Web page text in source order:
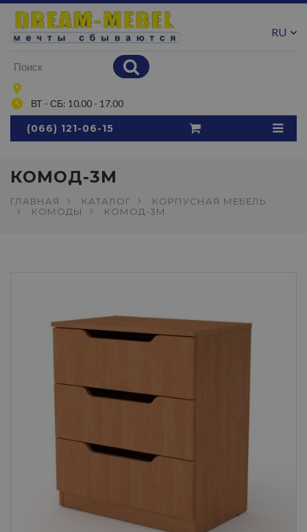
ВТ - СБ: 10.00 - 17.00
RU
(066) 121-06-15
КОМОД-3М
ГЛАВНАЯ КАТАЛОГ
КОРПУСНАЯ МЕБЕЛЬ
КОМОДЫ
КОМОД-3М